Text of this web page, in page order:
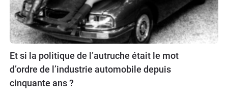
Et si la politique de l’autruche était le mot
d’ordre de l’industrie automobile depuis
cinquante ans ?